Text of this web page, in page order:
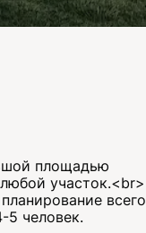
площадью
участок.<br>
всего
5 человек.